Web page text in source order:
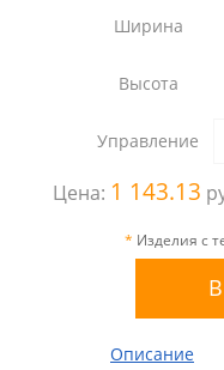
Ширина
Высота
Управление
Цена: 1 143.13
* Изделия с
Описание